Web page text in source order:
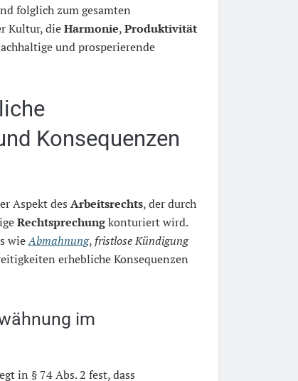
folglich zum gesamten
Kultur, dieHarmonie,Produktivität
und prosperierende
Konsequenzen
Aspekt des Arbeitsrechts, der durch
Rechtsprechungkonturiert wird.
wieAbmahnung,fristlose Kündigung
erhebliche Konsequenzen
im
in § 74 Abs. 2 fest, dass